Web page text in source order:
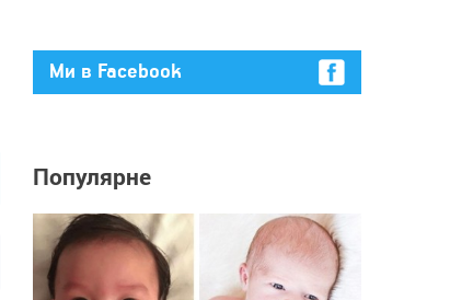
Ми в Facebook
Популярне